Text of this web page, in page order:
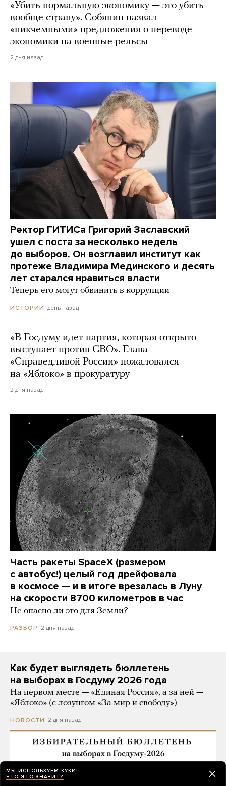
«Убить нормальную экономику — это убить
вообще страну». Собянин назвал
«никчемными» предложения о переводе
экономики на военные рельсы
2 дня назад
Ректор ГИТИСа Григорий Заславский
ушел с поста за несколько недель
до выборов. Он возглавил институт как
протеже Владимира Мединского и десять
лет старался нравиться власти
Теперь его могут обвинить в коррупции
ИСТОРИИ день назад
«В Госдуму идет партия, которая открыто
выступает против СВО». Глава
«Справедливой России» пожаловался
на «Яблоко» в прокуратуру
2 дня назад
Часть ракеты SpaceX (размером
с автобус!) целый год дрейфовала
в космосе — и в итоге врезалась в Луну
на скорости 8700 километров в час
Не опасно ли это для Земли?
РАЗБОР 2 дня назад
Как будет выглядеть бюллетень
на выборах в Госдуму 2026 года
На первом месте — «Единая Россия», а за ней —
«Яблоко» (с лозунгом «За мир и свободу»)
НОВОСТИ 2 дня назад
МЫ ИСПОЛЬЗУЕМ КУКИ!
ЧТО ЭТО ЗНАЧИТ?